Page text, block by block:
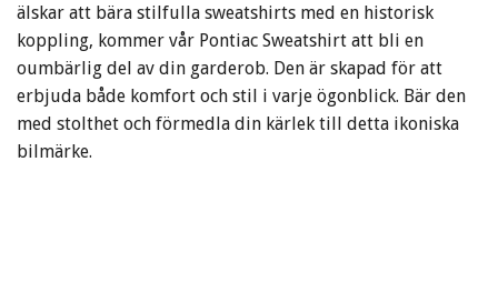
älskar att bära stilfulla sweatshirts med en historisk
koppling, kommer vår Pontiac Sweatshirt att bli en
oumbärlig del av din garderob. Den är skapad för att
erbjuda både komfort och stil i varje ögonblick. Bär den
med stolthet och förmedla din kärlek till detta ikoniska
bilmärke.